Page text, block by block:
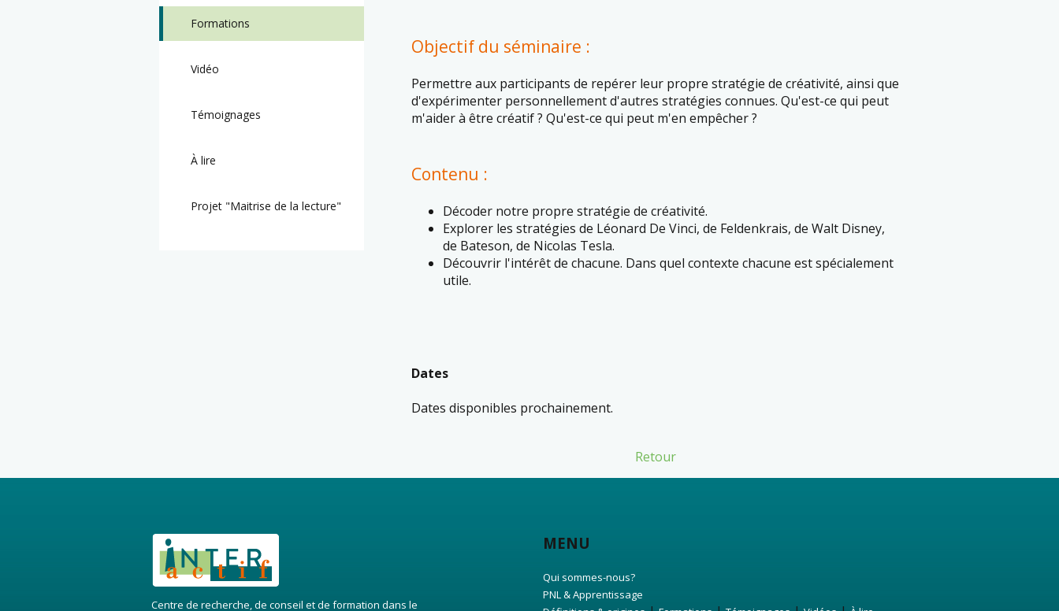
Formations
Vidéo
Témoignages
À lire
Projet "Maitrise de la lecture"
Objectif du séminaire :
Permettre aux participants de repérer leur propre stratégie de créativité, ainsi que
d'expérimenter personnellement d'autres stratégies connues. Qu'est-ce qui peut
m'aider à être créatif ? Qu'est-ce qui peut m'en empêcher ?
Contenu :
Décoder notre propre stratégie de créativité.
Explorer les stratégies de Léonard De Vinci, de Feldenkrais, de Walt Disney,
de Bateson, de Nicolas Tesla.
Découvrir l'intérêt de chacune. Dans quel contexte chacune est spécialement
utile.
Dates
Dates disponibles prochainement.
Retour
Centre de recherche, de conseil et de formation dans le
MENU
Qui sommes-nous?
PNL & Apprentissage